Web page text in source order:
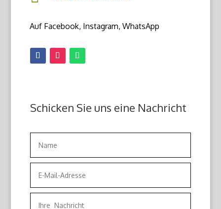
Auf Facebook, Instagram, WhatsApp
Schicken Sie uns eine Nachricht